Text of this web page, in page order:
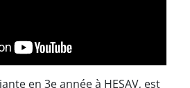
en 3e année à HESAV, est